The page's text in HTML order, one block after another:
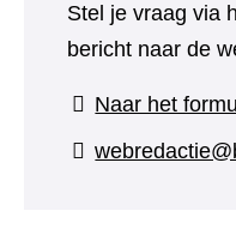
Stel je vraag via
bericht naar de
Naar het